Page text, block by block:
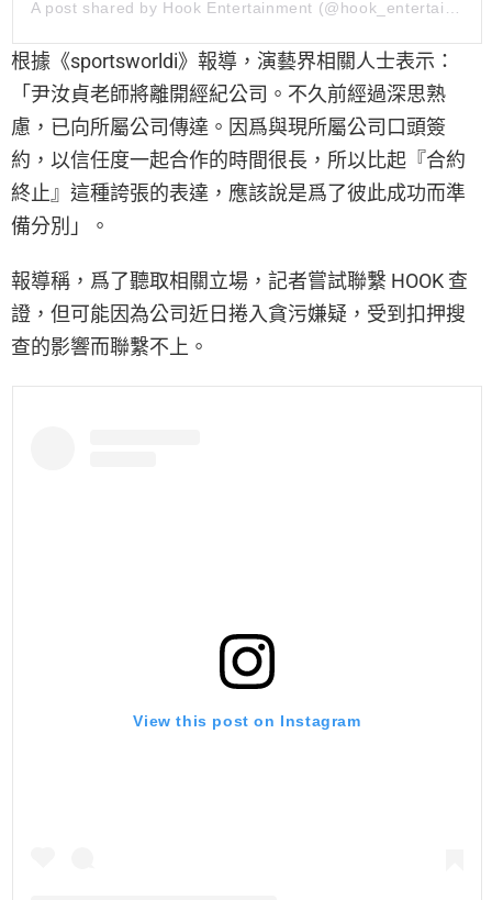
根據《sportsworldi》報導，演藝界相關人士表示：
「尹汝貞老師將離開經紀公司。不久前經過深思熟
慮，已向所屬公司傳達。因爲與現所屬公司口頭簽
約，以信任度一起合作的時間很長，所以比起『合約
終止』這種誇張的表達，應該說是爲了彼此成功而準
備分別」。
報導稱，爲了聽取相關立場，記者嘗試聯繫 HOOK 查
證，但可能因為公司近日捲入貪污嫌疑，受到扣押搜
查的影響而聯繫不上。
View this post on Instagram